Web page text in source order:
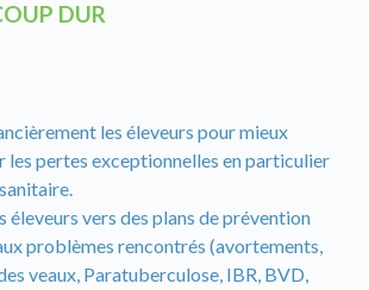
DUR
les éleveurs pour mieux
les pertes exceptionnelles en particulier
éleveurs vers des plans de prévention
problèmes rencontrés (avortements,
veaux, Paratuberculose, IBR, BVD,